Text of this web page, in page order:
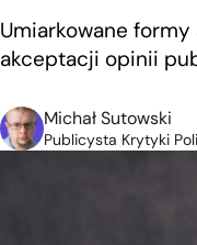
Umiarkowane
akceptacji opinii
Michał Sutowski
Publicysta Krytyki